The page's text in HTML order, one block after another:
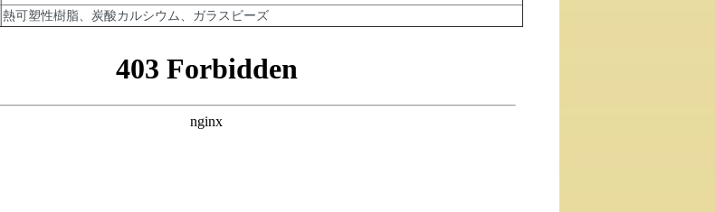
熱可塑性樹脂、炭酸カルシウム、ガラスビーズ